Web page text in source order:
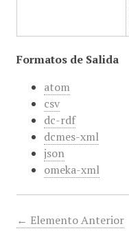
Formatos de Salida
atom
csv
dc-rdf
dcmes-xml
json
omeka-xml
← Elemento Anterior